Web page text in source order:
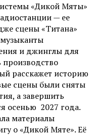
«Дикой Мяты»
— ее
сцены «Титана»
и джинглы для
расскажет историю
сцены были сняты
а завершить
осенью 2027 года.
материалы
о «Дикой Мяте». Её